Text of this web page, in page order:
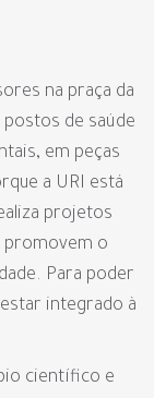
na praça da
de saúde
em peças
a URI está
projetos
promovem o
Para poder
integrado à
científico e